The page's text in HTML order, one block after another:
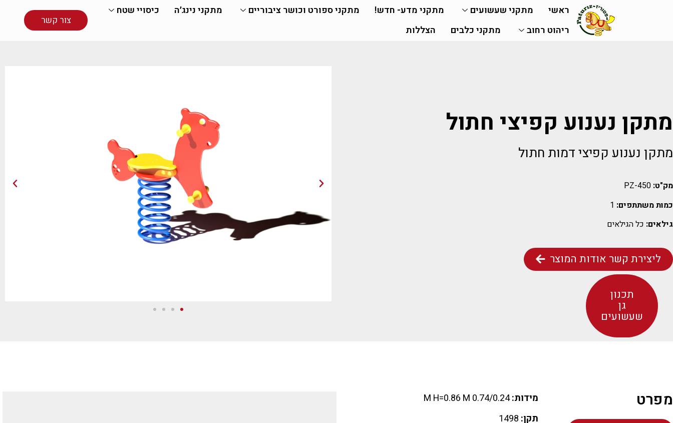
ראשי מתקני שעשועים מתקני מדע- חדש! מתקני ספורט וכושר ציבוריים מתקני נינג׳ה
כיסויי שטח
ריהוט רחוב
מתקני כלבים הצללות
צור קשר
מתקן נענוע קפיצי חתול
מתקן נענוע קפיצי דמות חתול
מק"ט: PZ-450
כמות משתתפים:
גילאים: כל הגילאים
ליצירת קשר אודות המוצר
מפרט מידות:0.74/0.24 M H=0.86 M
תקן:
תכנון
גן
שעשועים